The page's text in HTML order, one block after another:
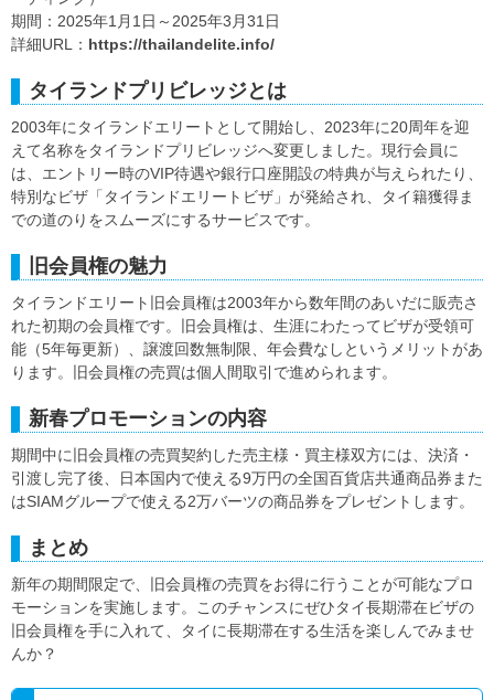
期間：2025年1月1日～2025年3月31日
詳細URL： https://thailandelite.info/
タイランドプリビレッジとは
2003年にタイランドエリートとして開始し、2023年に20周年を迎
えて名称をタイランドプリビレッジへ変更しました。現行会員に
は、エントリー時のVIP待遇や銀行口座開設の特典が与えられたり、
特別なビザ「タイランドエリートビザ」が発給され、タイ籍獲得ま
での道のりをスムーズにするサービスです。
旧会員権の魅力
タイランドエリート旧会員権は2003年から数年間のあいだに販売さ
れた初期の会員権です。旧会員権は、生涯にわたってビザが受領可
能（5年毎更新）、譲渡回数無制限、年会費なしというメリットがあ
ります。旧会員権の売買は個人間取引で進められます。
新春プロモーションの内容
期間中に旧会員権の売買契約した売主様・買主様双方には、決済・
引渡し完了後、日本国内で使える9万円の全国百貨店共通商品券また
はSIAMグループで使える2万バーツの商品券をプレゼントします。
まとめ
新年の期間限定で、旧会員権の売買をお得に行うことが可能なプロ
モーションを実施します。このチャンスにぜひタイ長期滞在ビザの
旧会員権を手に入れて、タイに長期滞在する生活を楽しんでみませ
んか？